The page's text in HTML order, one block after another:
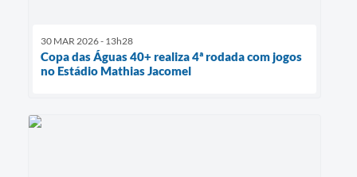
30 MAR 2026 - 13h28
Copa das Águas 40+ realiza 4ª rodada com jogos
no Estádio Mathias Jacomel